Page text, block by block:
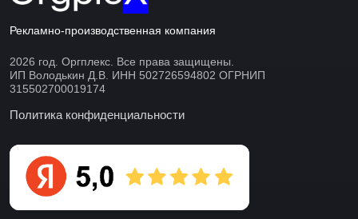
Рекламно-производственная компания
2026 год. Оргплекс. Все права защищены.
ИП Володькин Д.В. ИНН 502726594802 ОГРНИП
315502700019174
Политика конфиденциальности